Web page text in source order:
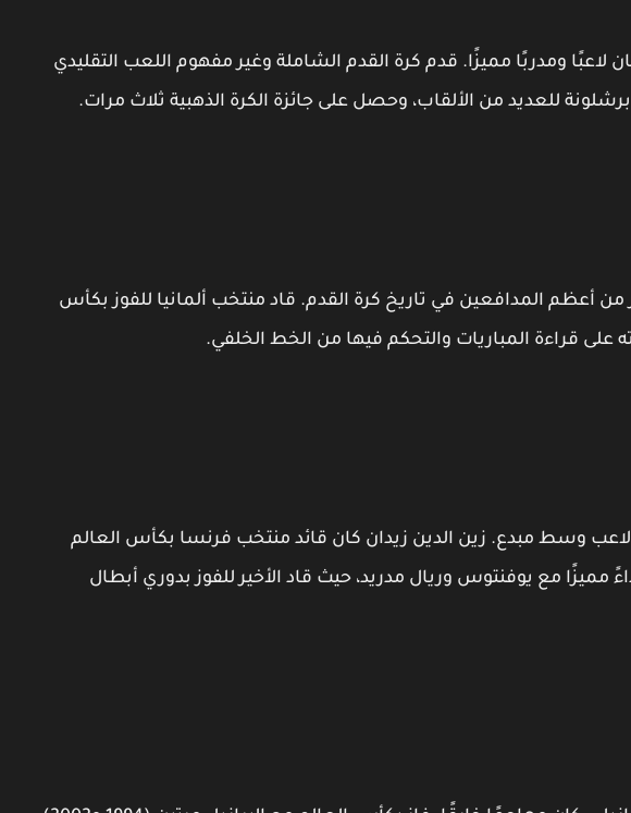
لاعبًا ومدربًا مميزًا. قدم كرة القدم الشاملة وغير مفهوم اللعب التقليدي
للعديد من الألقاب، وحصل على جائزة الكرة الذهبية ثلاث مرات.
من أعظم المدافعين في تاريخ كرة القدم. قاد منتخب ألمانيا للفوز بكأس
على قراءة المباريات والتحكم فيها من الخط الخلفي.
لاعب وسط مبدع. زين الدين زيدان كان قائد منتخب فرنسا بكأس العالم
2000. كما قدم أداءً مميزًا مع يوفنتوس وريال مدريد، حيث قاد الأخير للفوز بدوري أبطال